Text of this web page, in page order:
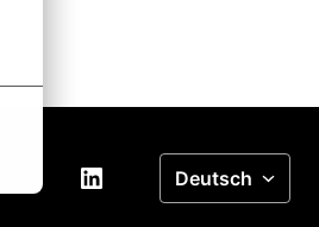
Deutsch